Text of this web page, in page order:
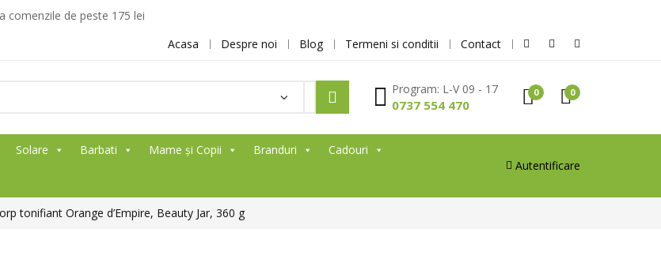
comenzile de peste 175 lei
Acasa
Despre noi Blog Termeni si conditii Contact
Program: L-V 09 - 17
0737 554 470
0 0
Solare Barbati Mame și Copii Branduri Cadouri
Autentificare
tonifiant Orange d’Empire, Beauty Jar, 360 g